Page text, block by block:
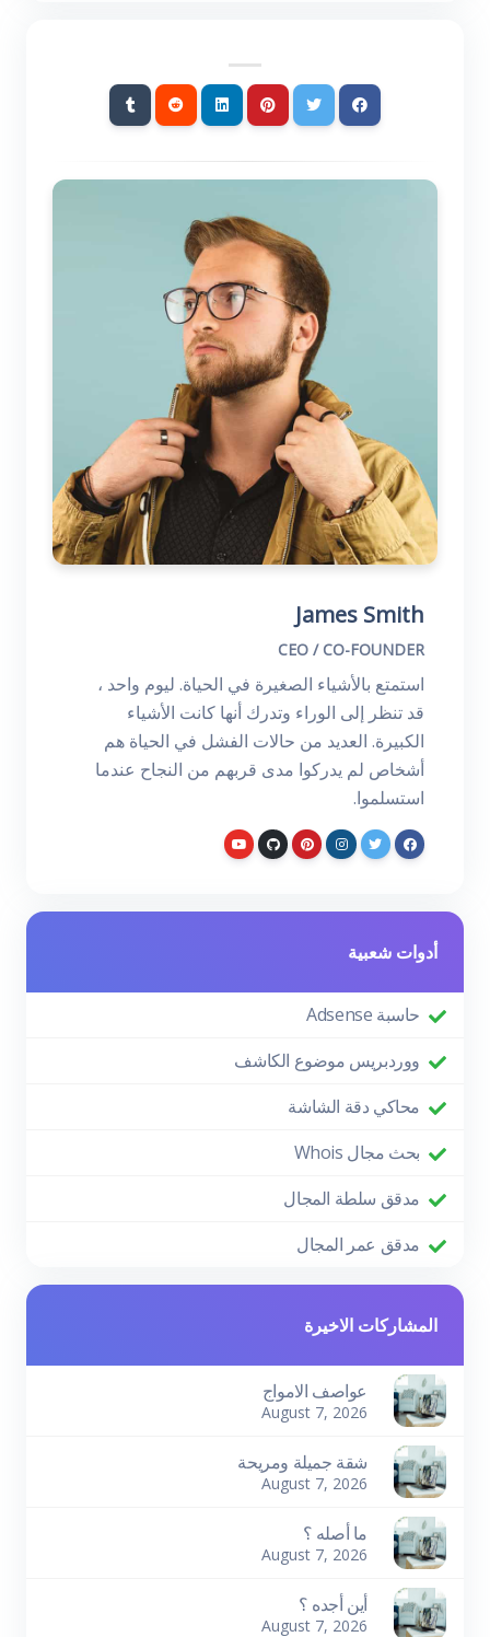
James Smith
CEO / CO-FOUNDER
استمتع بالأشياء الصغيرة في الحياة. ليوم واحد ،
قد تنظر إلى الوراء وتدرك أنها كانت الأشياء
الكبيرة. العديد من حالات الفشل في الحياة هم
أشخاص لم يدركوا مدى قربهم من النجاح عندما
استسلموا.
أدوات شعبية
حاسبة Adsense
ووردبريس موضوع الكاشف
محاكي دقة الشاشة
بحث مجال Whois
مدقق سلطة المجال
مدقق عمر المجال
المشاركات الاخيرة
عواصف الامواج
August 7, 2026
شقة جميلة ومريحة
August 7, 2026
ما أصله ؟
August 7, 2026
أين أجده ؟
August 7, 2026